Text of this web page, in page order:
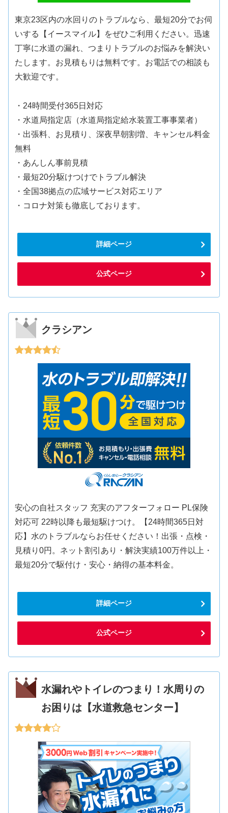
東京23区内の水回りのトラブルなら、最短20分でお伺
いする【イースマイル】をぜひご利用ください。迅速
丁寧に水道の漏れ、つまりトラブルのお悩みを解決い
たします。お見積もりは無料です。お電話での相談も
大歓迎です。
・24時間受付365日対応
・水道局指定店（水道局指定給水装置工事事業者）
・出張料、お見積り、深夜早朝割増、キャンセル料金
無料
・あんしん事前見積
・最短20分駆けつけでトラブル解決
・全国38拠点の広域サービス対応エリア
・コロナ対策も徹底しております。
詳細ページ
公式ページ
クラシアン
安心の自社スタッフ 充実のアフターフォロー PL保険
対応可 22時以降も最短駆けつけ。【24時間365日対
応】水のトラブルならお任せください！出張・点検・
見積り0円。ネット割引あり・解決実績100万件以上・
最短20分で駆付け・安心・納得の基本料金。
詳細ページ
公式ページ
水漏れやトイレのつまり！水周りの
お困りは【水道救急センター】